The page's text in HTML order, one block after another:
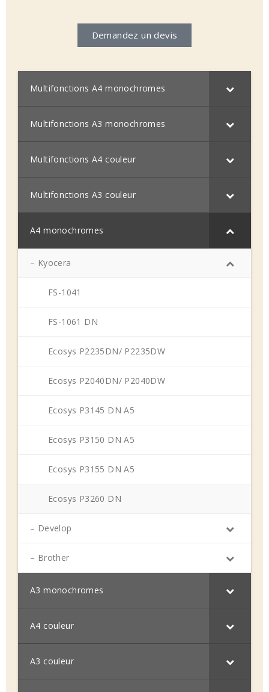
Demandez un devis
Multifonctions A4 monochromes
Multifonctions A3 monochromes
Multifonctions A4 couleur
Multifonctions A3 couleur
A4 monochromes
– Kyocera
FS-1041
FS-1061 DN
Ecosys P2235DN/ P2235DW
Ecosys P2040DN/ P2040DW
Ecosys P3145 DN A5
Ecosys P3150 DN A5
Ecosys P3155 DN A5
Ecosys P3260 DN
– Develop
– Brother
A3 monochromes
A4 couleur
A3 couleur